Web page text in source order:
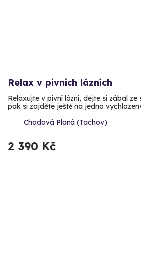
Relax v pivních lázních
Relaxujte v pivní lázni, dejte si zábal
pak si zajděte ještě na jedno
Chodová Planá (Tachov)
2 390 Kč